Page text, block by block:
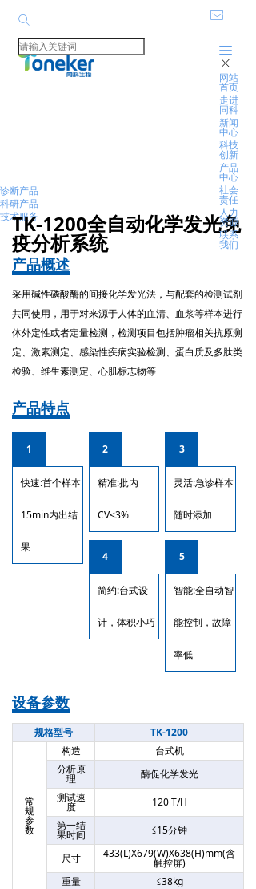
끀
ꁲ
网站
首页
走进
同科
新闻
中心
科技
创新
产品
中心
社会
责任
人力
资源
联系
我们
ꂘ
ꄙ
TK-1200全自动化学发光免
疫分析系统
产品概述
采用碱性磷酸酶的间接化学发光法，与配套的检测试剂
共同使用，用于对来源于人体的血清、血浆等样本进行
体外定性或者定量检测，检测项目包括肿瘤相关抗原测
定、激素测定、感染性疾病实验检测、蛋白质及多肽类
检验、维生素测定、心肌标志物等
产品特点
1
快速:首个样本
15min内出结
果
2
精准:批内
CV<3%
3
灵活:急诊样本
随时添加
4
简约:台式设
计，体积小巧
5
智能:全自动智
能控制，故障
率低
设备参数
规格型号 TK-1200
常
规
参
数
构造
台式机
分析原
理
酶促化学发光
测试速
度
120 T/H
第一结
果时间 ≤15分钟
尺寸 433(L)X679(W)X638(H)mm(含
触控屏)
重量
≤38kg
诊断产品
科研产品
技术服务